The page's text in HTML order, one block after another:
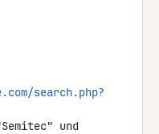
search.php?
und